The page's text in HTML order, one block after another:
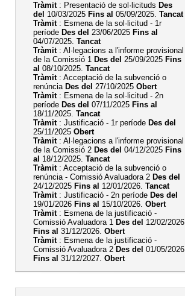
Tràmit: Presentació de sol·licituds Des
del 10/03/2025 Fins al 05/09/2025. Tancat
Tràmit: Esmena de la sol·licitud - 1r
període Des del 23/06/2025 Fins al
04/07/2025. Tancat
Tràmit: Al·legacions a l'informe provisional
de la Comissió 1 Des del 25/09/2025 Fins
al 08/10/2025. Tancat
Tràmit: Acceptació de la subvenció o
renúncia Des del 27/10/2025 Obert
Tràmit: Esmena de la sol·licitud - 2n
període Des del 07/11/2025 Fins al
18/11/2025. Tancat
Tràmit: Justificació - 1r període Des del
25/11/2025 Obert
Tràmit: Al·legacions a l'informe provisional
de la Comissió 2 Des del 04/12/2025 Fins
al 18/12/2025. Tancat
Tràmit: Acceptació de la subvenció o
renúncia - Comissió Avaluadora 2 Des del
24/12/2025 Fins al 12/01/2026. Tancat
Tràmit: Justificació - 2n període Des del
19/01/2026 Fins al 15/10/2026. Obert
Tràmit: Esmena de la justificació -
Comissió Avaluadora 1 Des del 12/02/2026
Fins al 31/12/2026. Obert
Tràmit: Esmena de la justificació -
Comissió Avaluadora 2 Des del 01/05/2026
Fins al 31/12/2027. Obert